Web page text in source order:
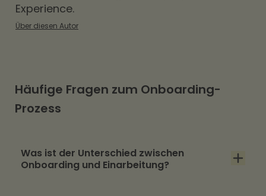
Experience.
Über diesen Autor
Häufige Fragen zum Onboarding-
Prozess
Was ist der Unterschied zwischen
Onboarding und Einarbeitung?